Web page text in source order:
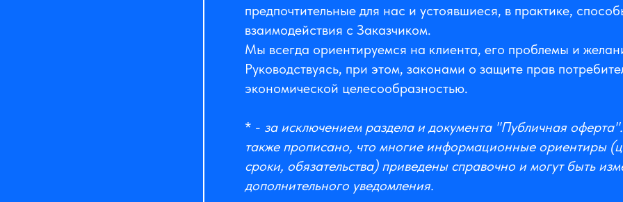
предпочтительные для нас и устоявшиеся, в практике,
взаимодействия с Заказчиком.
Мы всегда ориентируемся на клиента, его проблемы и
Руководствуясь, при этом, законами о защите прав
экономической целесообразностью.
* - за исключением раздела и документа "Публичная
также прописано, что многие информационные ориентиры
сроки, обязательства) приведены справочно и могут быть
дополнительного уведомления.